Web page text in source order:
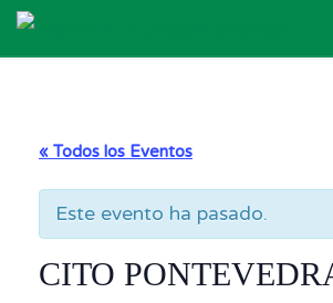
Skip to content
« Todos los Eventos
Este evento ha pasado.
CITO